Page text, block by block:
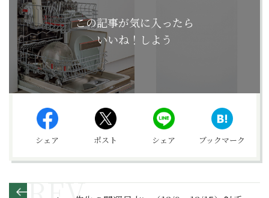
この記事が気に入ったら
いいね！しよう
シェア ポスト シェア ブックマーク